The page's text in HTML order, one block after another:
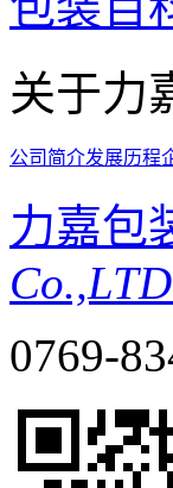
关于力
公司简介发展历程
力嘉包
0769-